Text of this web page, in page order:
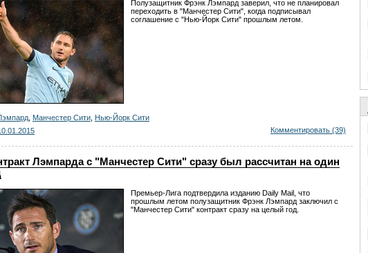
Полузащитник Фрэнк Лэмпард заверил, что не планировал
переходить в "Манчестер Сити", когда подписывал
соглашение с "Нью-Йорк Сити" прошлым летом.
Манчестер Сити Нью-Йорк Сити
Комментировать (39)
Лэмпарда с "Манчестер Сити" сразу был рассчитан на один
Премьер-Лига подтвердила изданию Daily Mail, что
прошлым летом полузащитник Фрэнк Лэмпард заключил с
"Манчестер Сити" контракт сразу на целый год.